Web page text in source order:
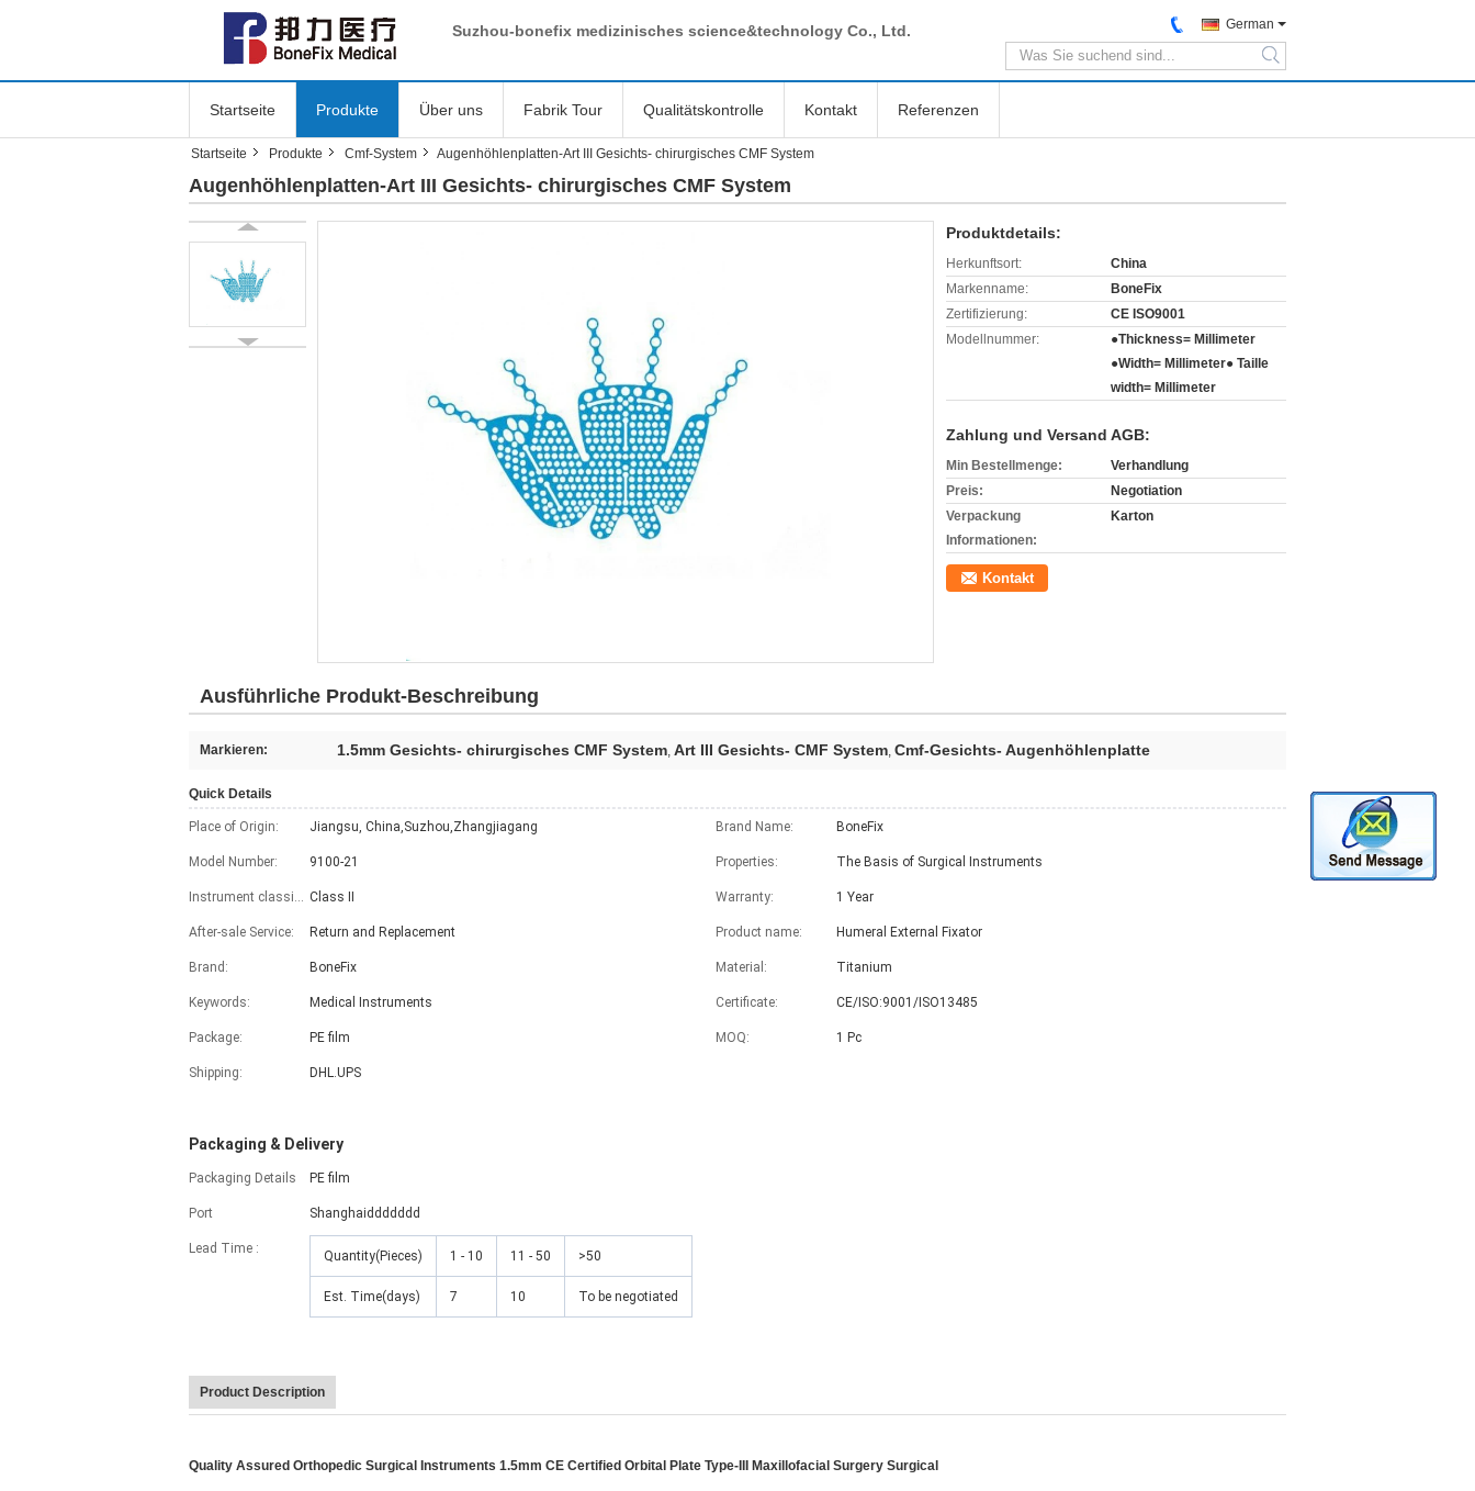
Suzhou-bonefix medizinisches science&technology Co., Ltd. German
search
Startseite Produkte Über uns Fabrik Tour Qualitätskontrolle Kontakt Referenzen
Startseite Produkte Cmf-System Augenhöhlenplatten-Art III Gesichts- chirurgisches CMF System
Augenhöhlenplatten-Art III Gesichts- chirurgisches CMF System
Produktdetails:
Herkunftsort:
China
Markenname:
BoneFix
Zertifizierung:
CE ISO9001
Modellnummer:
●Thickness= Millimeter
●Width= Millimeter● Taille
width= Millimeter
Zahlung und Versand AGB:
Min Bestellmenge:
Verhandlung
Preis:
Negotiation
Verpackung
Informationen:
Karton
Kontakt
Ausführliche Produkt-Beschreibung
Markieren: 1.5mm Gesichts- chirurgisches CMF System, Art III Gesichts- CMF System, Cmf-Gesichts- Augenhöhlenplatte
Quick Details
Place of Origin: Jiangsu, China,Suzhou,Zhangjiagang Brand Name: BoneFix
Model Number: 9100-21 Properties: The Basis of Surgical Instruments
Instrument classification: Class II Warranty: 1 Year
After-sale Service: Return and Replacement Product name: Humeral External Fixator
Brand: BoneFix Material: Titanium
Keywords: Medical Instruments Certificate: CE/ISO:9001/ISO13485
Package: PE film MOQ: 1 Pc
Shipping: DHL.UPS
Packaging & Delivery
Packaging Details PE film
Port Shanghaiddddddd
Lead Time : Quantity(Pieces) 1 - 10 11 - 50 >50
Est. Time(days) 7 10 To be negotiated
Product Description
Quality Assured Orthopedic Surgical Instruments 1.5mm CE Certified Orbital Plate Type-III Maxillofacial Surgery Surgical